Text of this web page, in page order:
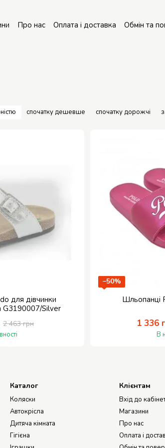
Про нас Оплата і доставка Обмін та
спочатку дешевше спочатку дорожчі
для дівчинки
G3190007/Silver
2 463 грн
−50%
Шльопанці
1 336
В
Каталог
Коляски
Автокрісла
Дитяча кімната
Гігієна
Клієнтам
Вхід до
Магазини
Про нас
Оплата і